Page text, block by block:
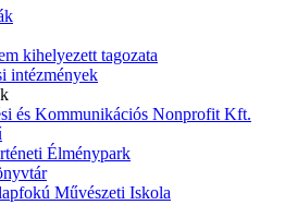
kihelyezett tagozata
intézmények
és Kommunikációs Nonprofit Kft.
Élménypark
Művészeti Iskola